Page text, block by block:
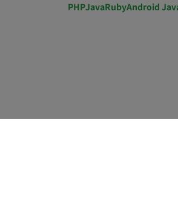
PHPJavaRubyAndroid